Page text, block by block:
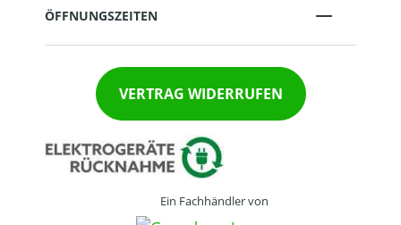
ÖFFNUNGSZEITEN
VERTRAG WIDERRUFEN
Ein Fachhändler von